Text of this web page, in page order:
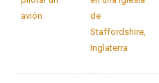
avión
de
Staffordshire,
Inglaterra